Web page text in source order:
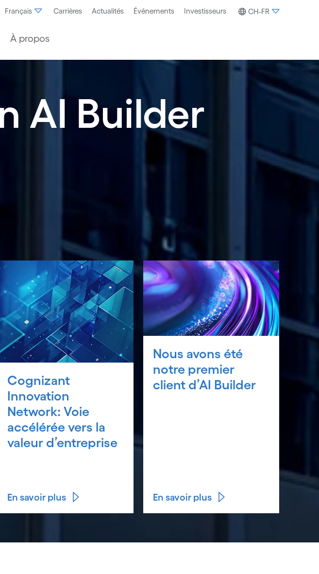
Français Carrières Actualités Événements Investisseurs CH-FR
À propos
AI Builder
Cognizant
Innovation
Network: Voie
accélérée vers la
valeur d’entreprise
En savoir plus
Nous avons été
notre premier
client d’AI Builder
En savoir plus